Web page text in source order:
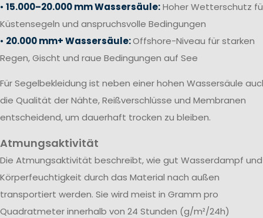
• 15.000–20.000 mm Wassersäule:Hoher Wetterschutz
Küstensegeln und anspruchsvolle Bedingungen
• 20.000 mm+ Wassersäule:Offshore-Niveau für starken
Regen, Gischt und raue Bedingungen auf See
Für Segelbekleidung ist neben einer hohen Wassersäule
die Qualität der Nähte, Reißverschlüsse und Membranen
entscheidend, um dauerhaft trocken zu bleiben.
Atmungsaktivität
Die Atmungsaktivität beschreibt, wie gut Wasserdampf und
Körperfeuchtigkeit durch das Material nach außen
transportiert werden. Sie wird meist in Gramm pro
Quadratmeter innerhalb von 24 Stunden (g/m²/24h)